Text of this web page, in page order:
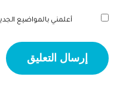
أعلمني بالمواضيع